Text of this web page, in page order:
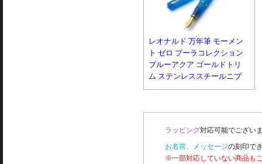
レオナルド 万年筆 モーメン
ト ゼロ プーラコレクション
ブルーアクア ゴールドトリ
ム ステンレススチールニブ
ラッピング対応可能でござい
お名前、メッセージの刻印で
※一部対応していない商品も